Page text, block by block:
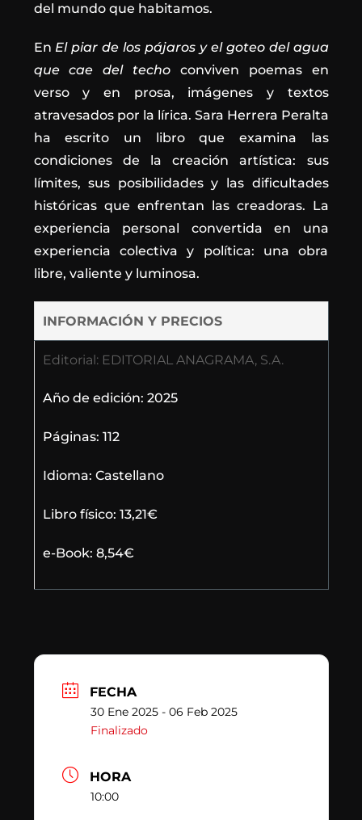
del mundo que habitamos.
En El piar de los pájaros y el goteo del agua
que cae del techo conviven poemas en
verso y en prosa, imágenes y textos
atravesados por la lírica. Sara Herrera Peralta
ha escrito un libro que examina las
condiciones de la creación artística: sus
límites, sus posibilidades y las dificultades
históricas que enfrentan las creadoras. La
experiencia personal convertida en una
experiencia colectiva y política: una obra
libre, valiente y luminosa.
INFORMACIÓN Y PRECIOS
Editorial: EDITORIAL ANAGRAMA, S.A.
Año de edición: 2025
Páginas: 112
Idioma: Castellano
Libro físico: 13,21€
e-Book: 8,54€
FECHA
30 Ene 2025- 06 Feb 2025
Finalizado
HORA
10:00